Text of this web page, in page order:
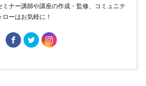
ミナー講師や講座の作成・監修、コミュニテ
ーはお気軽に！